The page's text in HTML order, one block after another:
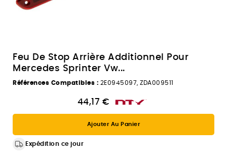
Feu De Stop Arrière Additionnel Pour
Mercedes Sprinter Vw...
Références Compatibles : 2E0945097, ZDA009511
44,17 €
Ajouter Au Panier
Expédition ce jour